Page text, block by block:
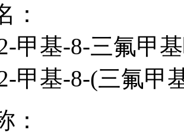
：
甲基-8-三氟甲
甲基-8-(三氟甲
：